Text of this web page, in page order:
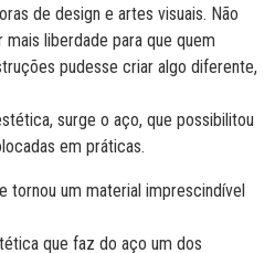
de design e artes visuais. Não
liberdade para que quem
pudesse criar algo diferente,
surge o aço, que possibilitou
em práticas.
tornou um material imprescindível
que faz do aço um dos